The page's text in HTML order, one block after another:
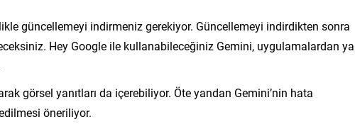
güncellemeyi indirmeniz gerekiyor. Güncellemeyi indirdikten sonra
Hey Google ile kullanabileceğiniz Gemini, uygulamalardan ya
görsel yanıtları da içerebiliyor. Öte yandan Gemini’nin hata
öneriliyor.